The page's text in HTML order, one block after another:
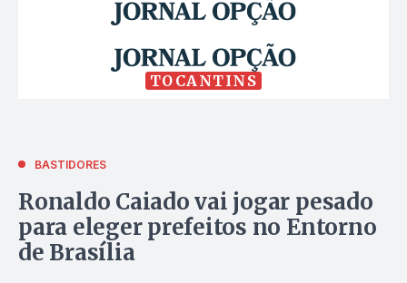
TOCANTINS
BASTIDORES
Ronaldo Caiado vai jogar pesado
para eleger prefeitos no Entorno
de Brasília